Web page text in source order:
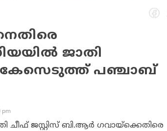
ജാതി
കേസെടുത്ത് പഞ്ചാബ്
pm
ചീഫ് ജസ്റ്റിസ് ബി.ആര്‍ ഗവായ്‌ക്കെതിരെ